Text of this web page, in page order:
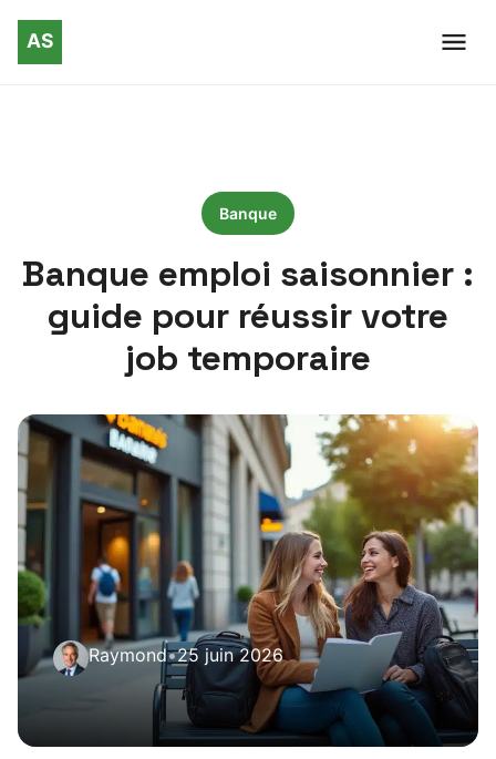
Banque
Banque emploi saisonnier :
guide pour réussir votre
job temporaire
Raymond•25 juin 2026